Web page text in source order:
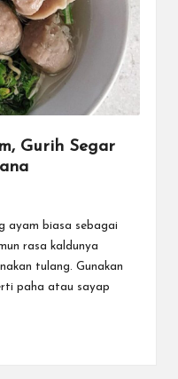
Gurih Segar
ayam biasa sebagai
rasa kaldunya
tulang. Gunakan
paha atau sayap